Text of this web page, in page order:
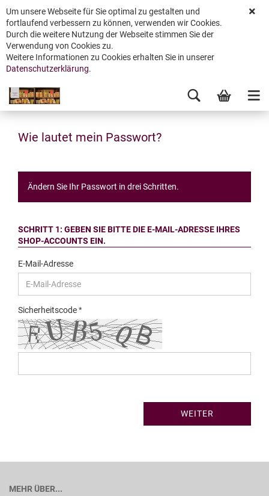
Um unsere Webseite für Sie optimal zu gestalten und
fortlaufend verbessern zu können, verwenden wir Cookies.
Durch die weitere Nutzung der Webseite stimmen Sie der
Verwendung von Cookies zu.
Weitere Informationen zu Cookies erhalten Sie in unserer
Datenschutzerklärung.
Wie lautet mein Passwort?
Ändern Sie Ihr Passwort in drei Schritten.
SCHRITT 1: GEBEN SIE BITTE DIE E-MAIL-ADRESSE IHRES
SHOP-ACCOUNTS EIN.
E-Mail-Adresse
Sicherheitscode
WEITER
MEHR ÜBER...